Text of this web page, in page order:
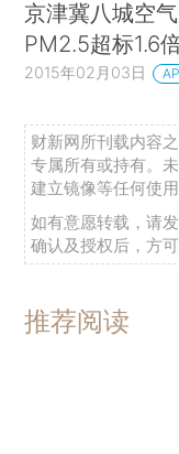
京津冀八城空
PM2.5超标1.6
2015年02月03日
财新网所刊载内容
专属所有或持有。
建立镜像等任何使用
如有意愿转载，请
确认及授权后，方可
推荐阅读